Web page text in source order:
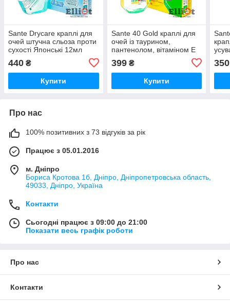
Sante Drycare краплі для
очей штучна сльоза проти
сухості Японські 12мл
440 ₴
Купити
Sante 40 Gold краплі для
очей із таурином,
пантенолом, вітаміном E
399₴
Купити
B12
350
Про нас
100% позитивних з 73 відгуків за рік
Працює з 05.01.2016
м. Дніпро
Бориса Кротова 1б, Дніпро, Дніпропетровська область,
49033, Дніпро, Україна
Контакти
Сьогодні працює з 09:00 до 21:00
Показати весь графік роботи
Про нас
Контакти